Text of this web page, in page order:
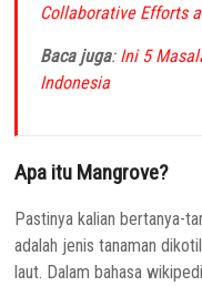
Collaborative Efforts
Baca juga: Ini 5
Indonesia
Apa itu Mangrove?
Pastinya kalian bertanya-
adalah jenis tanaman
laut. Dalam bahasa